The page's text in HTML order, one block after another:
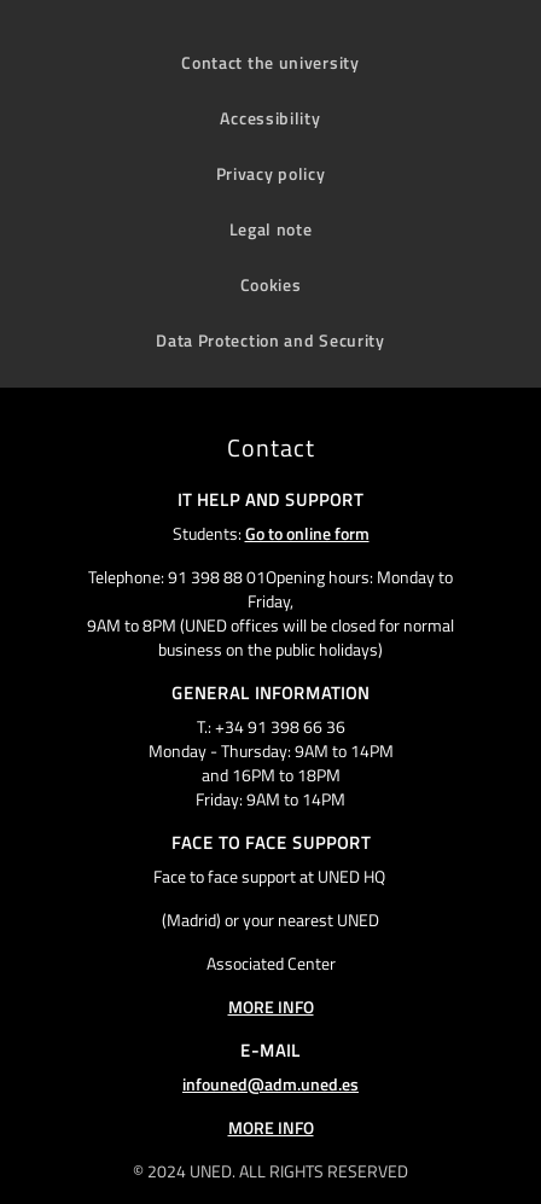
Contact the university
Accessibility
Privacy policy
Legal note
Cookies
Data Protection and Security
© 2024 UNED. ALL RIGHTS RESERVED
Contact
IT HELP AND SUPPORT
Students:Go to online form
Telephone: 91 398 88 01Opening hours: Monday to
Friday,
9AM to 8PM (UNED offices will be closed for normal
business on the public holidays)
GENERAL INFORMATION
T.: +34 91 398 66 36
Monday - Thursday: 9AM to 14PM
and 16PM to 18PM
Friday: 9AM to 14PM
FACE TO FACE SUPPORT
Face to face support at UNED HQ
(Madrid) or your nearest UNED
Associated Center
MORE INFO
E-MAIL
infouned@adm.uned.es
MORE INFO